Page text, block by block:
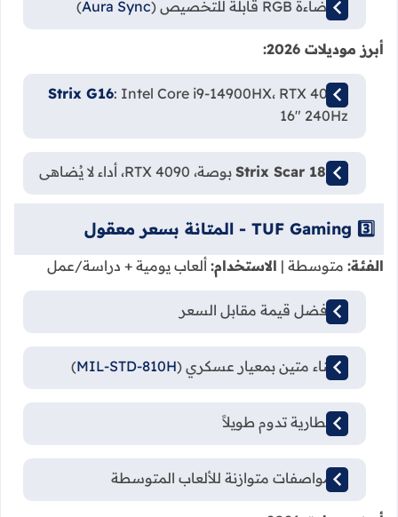
🌈 إضاءة RGB قابلة للتخصيص ( Aura Sync
)
أبرز موديلات 2026:
Strix G16: Intel Core i9-14900HX، RTX 4070،
16" 240Hz
Strix Scar 18 : 18 بوصة، RTX 4090، أداء لا يُضاهى
3️⃣ TUF Gaming - المتانة بسعر معقول
الفئة: متوسطة | الاستخدام: ألعاب يومية + دراسة/عمل
💰 أفضل قيمة مقابل السعر
🛡️ بناء متين بمعيار عسكري (MIL-STD-810H
)
🔋 بطارية تدوم طويلاً
⚙️ مواصفات متوازنة للألعاب المتوسطة